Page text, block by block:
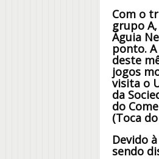
Com o
grupo
Águia
ponto.
deste
jogos
visita o
da
do
(Toca
Devido
sendo